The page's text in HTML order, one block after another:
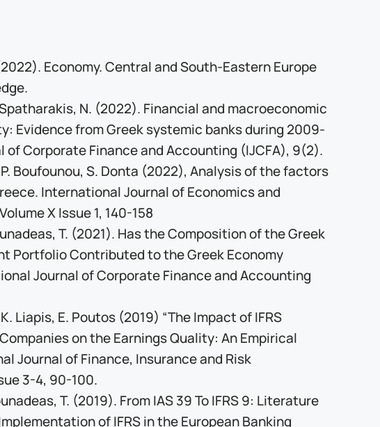
Economy. Central and South-Eastern Europe
Spatharakis, N. (2022). Financial and macroeconomic
Evidence from Greek systemic banks during 2009-
Corporate Finance and Accounting (IJCFA), 9(2).
Boufounou, S. Donta (2022), Analysis of the factors
International Journal of Economics and
X Issue 1, 140-158
T. (2021). Has the Composition of the Greek
Portfolio Contributed to the Greek Economy
Journal of Corporate Finance and Accounting
Liapis, E. Poutos (2019) “The Impact of IFRS
on the Earnings Quality: An Empirical
Journal of Finance, Insurance and Risk
3-4, 90-100.
T. (2019). From IAS 39 To IFRS 9: Literature
of IFRS in the European Banking